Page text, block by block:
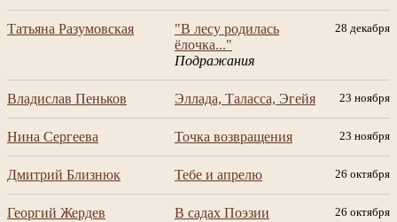
Татьяна Разумовская
"В лесу родилась
ёлочка..."
Подражания
28 декабря
Владислав Пеньков Эллада, Таласса, Эгейя 23 ноября
Нина Сергеева Точка возвращения 23 ноября
Дмитрий Близнюк Тебе и апрелю 26 октября
Георгий Жердев В садах Поэзии 26 октября